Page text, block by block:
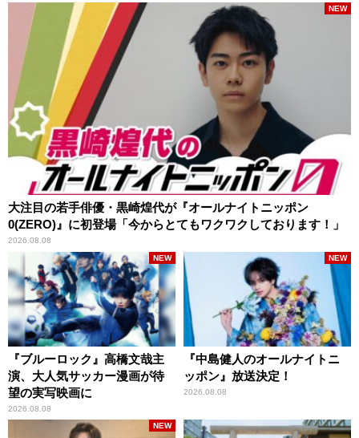
大注目の若手俳優・黒崎煌代が『オールナイトニッポン
0(ZERO)』に初登場「今からとてもワクワクしております！」
2026.08.08
NEW
『ブルーロック』高橋文哉主
演、大人気サッカー漫画が待
望の実写映画に
2026.08.08
NEW
『中島健人のオールナイトニ
ッポン』放送決定！
2026.08.08
NEW
NEW